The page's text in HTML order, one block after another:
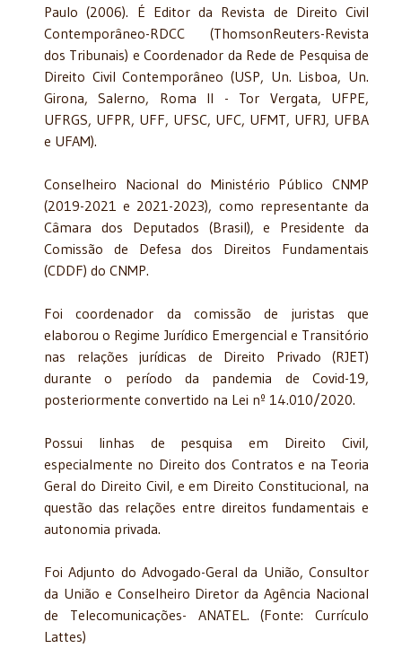
Paulo (2006). É Editor da Revista de Direito Civil
Contemporâneo-RDCC (ThomsonReuters-Revista
dos Tribunais) e Coordenador da Rede de Pesquisa de
Direito Civil Contemporâneo (USP, Un. Lisboa, Un.
Girona, Salerno, Roma II - Tor Vergata, UFPE,
UFRGS, UFPR, UFF, UFSC, UFC, UFMT, UFRJ, UFBA
e UFAM).
Conselheiro Nacional do Ministério Público CNMP
(2019-2021 e 2021-2023), como representante da
Câmara dos Deputados (Brasil), e Presidente da
Comissão de Defesa dos Direitos Fundamentais
(CDDF) do CNMP.
Foi coordenador da comissão de juristas que
elaborou o Regime Jurídico Emergencial e Transitório
nas relações jurídicas de Direito Privado (RJET)
durante o período da pandemia de Covid-19,
posteriormente convertido na Lei nº 14.010/2020.
Possui linhas de pesquisa em Direito Civil,
especialmente no Direito dos Contratos e na Teoria
Geral do Direito Civil, e em Direito Constitucional, na
questão das relações entre direitos fundamentais e
autonomia privada.
Foi Adjunto do Advogado-Geral da União, Consultor
da União e Conselheiro Diretor da Agência Nacional
de Telecomunicações- ANATEL. (Fonte: Currículo
Lattes)